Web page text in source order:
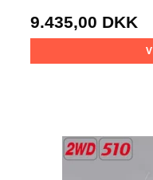
9.435,00 DKK